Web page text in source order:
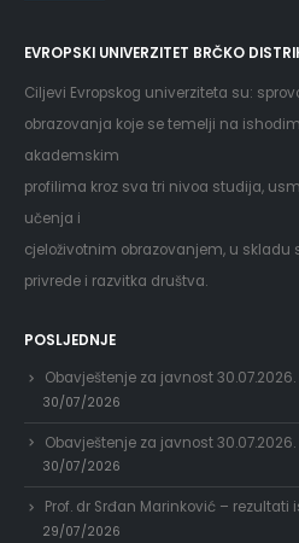
EVROPSKI UNIVERZITET BRČKO
Ciljevi Evropskog univerziteta su:
obrazovanja koje se temelji na
akademskim
profilima kroz sva tri nivoa studija,
učenja i
cjeloživotnim obrazovanjem, u skladu
privrede i razvitka društva.
POSLJEDNJE
Obavještenje za javnost
30/07/2026
Obavještenje za javnost
30/07/2026
Prof. dr Srđan Marinković – rezultati
29/07/2026